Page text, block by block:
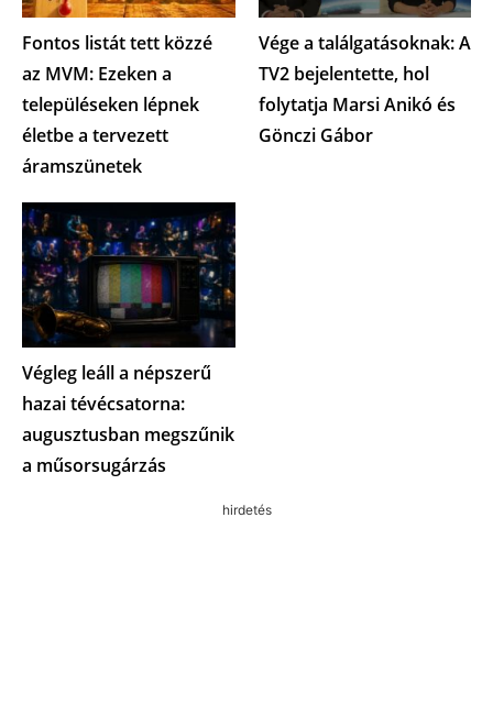
Fontos listát tett közzé
az MVM: Ezeken a
településeken lépnek
életbe a tervezett
áramszünetek
Vége a találgatásoknak: A
TV2 bejelentette, hol
folytatja Marsi Anikó és
Gönczi Gábor
Végleg leáll a népszerű
hazai tévécsatorna:
augusztusban megszűnik
a műsorsugárzás
hirdetés